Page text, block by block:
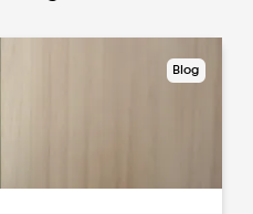
Blog